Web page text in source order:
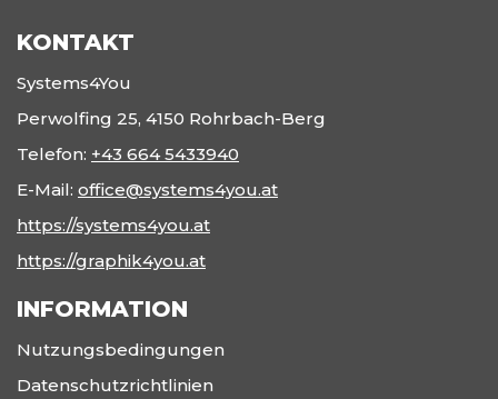
KONTAKT
Systems4You
Perwolfing 25, 4150 Rohrbach-Berg
Telefon: +43 664 5433940
E-Mail: office@systems4you.at
https://systems4you.at
https://graphik4you.at
INFORMATION
Nutzungsbedingungen
Datenschutzrichtlinien